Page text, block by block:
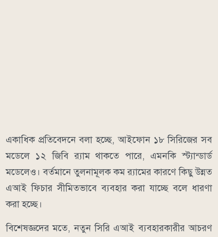
একাধিক প্রতিবেদনে বলা হচ্ছে, আইফোন ১৮ সিরিজের সব
মডেলে ১২ জিবি র‍্যাম থাকতে পারে, এমনকি স্ট্যান্ডার্ড
মডেলেও। বর্তমানে তুলনামূলক কম র‍্যামের কারণে কিছু উন্নত
এআই ফিচার সীমিতভাবে ব্যবহার করা যাচ্ছে বলে ধারণা
করা হচ্ছে।
বিশেষজ্ঞদের মতে, নতুন সিরি এআই ব্যবহারকারীর আচরণ